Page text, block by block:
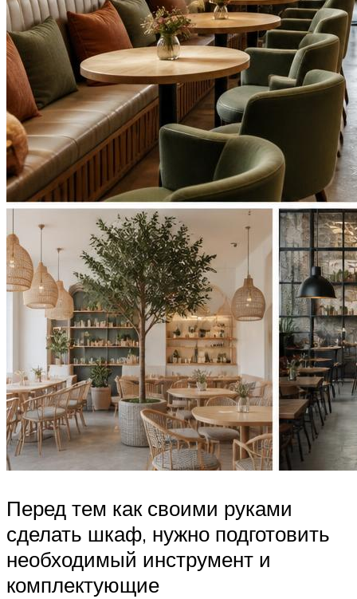
Перед тем как своими руками
сделать шкаф, нужно подготовить
необходимый инструмент и
комплектующие